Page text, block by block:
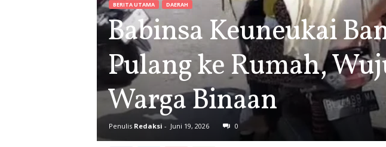
BERITA UTAMA DAERAH
Babinsa Keuneukai
Pulang ke Rumah,
Warga Binaan
Penulis Redaksi - Juni 19, 2026 0